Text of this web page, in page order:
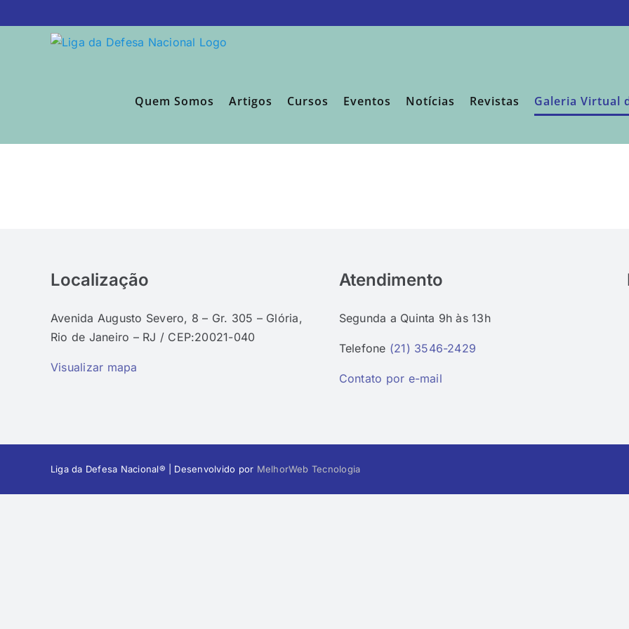
para
Quem Somos Artigos Cursos Eventos Notícias Revistas Galeria Virtual
Localização
Avenida Augusto Severo, 8 – Gr. 305 – Glória,
Rio de Janeiro – RJ / CEP:20021-040
Visualizar mapa
Atendimento
Segunda a Quinta 9h às 13h
Telefone (21) 3546-2429
Contato por e-mail
Liga da Defesa Nacional® | Desenvolvido por MelhorWeb Tecnologia